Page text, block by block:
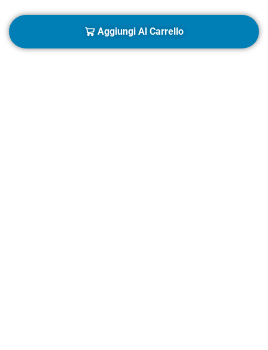
Aggiungi Al Carrello